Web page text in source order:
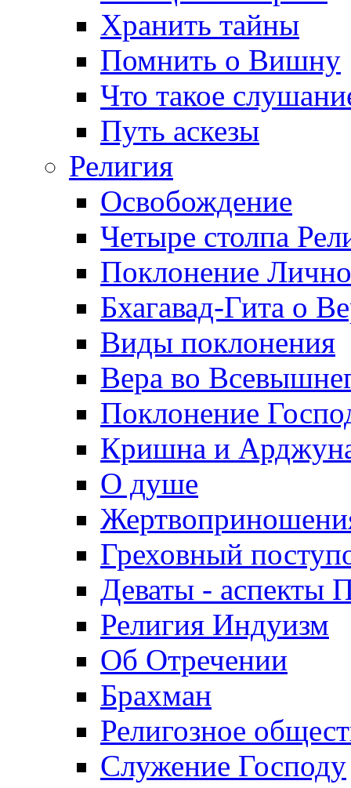
Хранить тайны
Помнить о Вишну
Что такое
Путь аскезы
Религия
Освобождение
Четыре столпа
Поклонение
Бхагавад-Гита о
Виды поклонения
Вера во
Поклонение
Кришна и
О душе
Греховный
Деваты - аспекты
Религия Индуизм
Об Отречении
Брахман
Религозное
Служение Господу